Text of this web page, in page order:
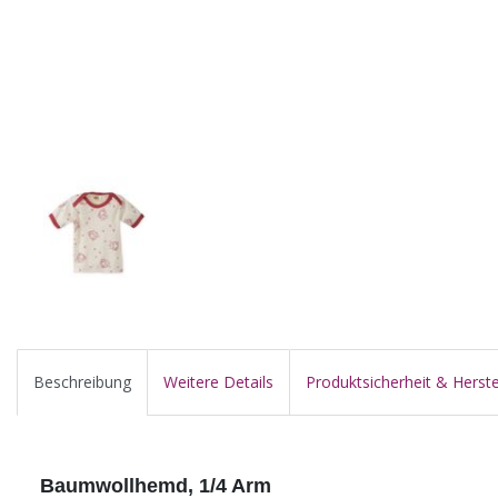
Beschreibung Weitere Details Produktsicherheit &
Baumwollhemd, 1/4 Arm